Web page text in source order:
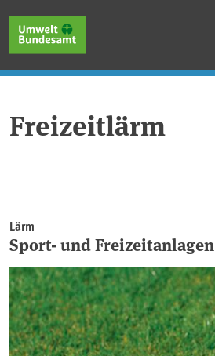
Freizeitlärm
Lärm
Sport- und Freizeitanlagen